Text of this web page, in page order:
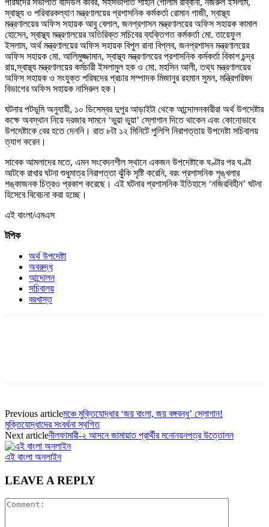
স্বাস্থ্য ও পরিবারকল্যাণ মন্ত্রণালয়ের প্রশাসনিক কর্মকর্তা রোমান গাজী, স্বাস্থ্য
মন্ত্রণালয়ের অফিস সহায়ক আবু বেলাল, জনপ্রশাসন মন্ত্রণালয়ের অফিস সহায়ক কামাল
হোসেন, স্বাস্থ্য মন্ত্রণালয়ের অতিরিক্ত সচিবের ব্যক্তিগত কর্মকর্তা মো. তায়েফুল
ইসলাম, অর্থ মন্ত্রণালয়ের অফিস সহায়ক বিপুল রানা বিপ্লব, জনপ্রশাসন মন্ত্রণালয়ের
অফিস সহায়ক মো. আলিমুজ্জামান, স্বাস্থ্য মন্ত্রণালয়ের প্রশাসনিক কর্মকর্তা বিকাশ চন্দ্র
রায়,স্বাস্থ্য মন্ত্রণালয়ের কর্মচারী ইসলামুল হক ও মো. মহসিন আলী, তথ্য মন্ত্রণালয়ের
অফিস সহায়ক ও সংযুক্ত পরিষদের প্রচার সম্পাদক মিজানুর রহমান সুমন, মন্ত্রিপরিষদ
বিভাগের অফিস সহায়ক নাসিরুল হক।
ঘটনার পটভূমি অনুযায়ী, ১০ ডিসেম্বর দুপুর আড়াইটা থেকে আন্দোলনকারীরা অর্থ উপদেষ্টার
কক্ষে অবস্থান নিয়ে দরজার সামনে ‘ভুয়া ভুয়া’ স্লোগান দিতে থাকেন এবং কোনোভাবে
উপদেষ্টাকে বের হতে দেননি। রাত ৮টা ১২ মিনিটে পুলিশি নিরাপত্তায় উপদেষ্টা সচিবালয়
ত্যাগ করেন।
সাবেক আমলাদের মতে, এমন সংবেদনশীল স্থানে একজন উপদেষ্টাকে ঘণ্টার পর ঘণ্টা
আটকে রাখার ঘটনা শুধুমাত্র নিরাপত্তা ঝুঁকি সৃষ্টি করেনি, বরং প্রশাসনিক শৃঙ্খলার
শঙ্কাজনক চিত্রও প্রকাশ করেছে। এই ঘটনার প্রশাসনিক ইতিহাসে ‘নজিরবিহীন’ ঘটনা
হিসেবে বিবেচনা করা হচ্ছে।
এই বাংলা/এমএস
টপিক
অর্থ উপদেষ্টা
অবরুদ্ধ
আন্দোলন
সচিবালয়
বরখাস্ত
Previous articleমঞ্চে মুক্তিযোদ্ধার ‘জয় বাংলা, জয় বঙ্গবন্ধু’ স্লোগান!
মুক্তিযোদ্ধাদের সংবর্ধনা স্থগিত
Next articleনীলফামারী-২ আসনে জামায়াত প্রার্থীর মনোনয়নপত্র উত্তোলন
এই বাংলা অনলাইন
LEAVE A REPLY